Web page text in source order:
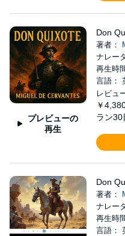
プレビューの
再生
Don
著者：
ナレー
再生時
言語：
レビュ
￥
ラン30
Don
著者：
ナレー
再生時
言語：